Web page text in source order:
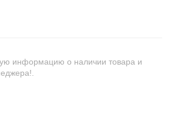
информацию о наличии товара и